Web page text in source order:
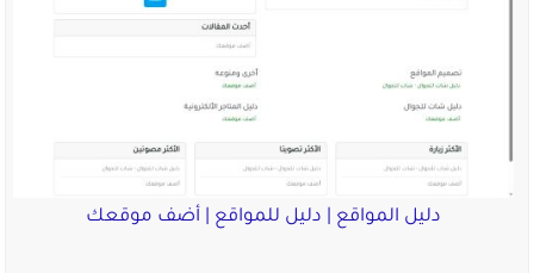
دليل المواقع | دليل للمواقع | أضف موقعك